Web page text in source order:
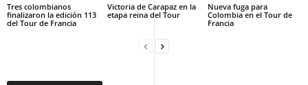
Tres colombianos
finalizaron la edición 113
del Tour de Francia
Victoria de Carapaz en la
etapa reina del Tour
Nueva fuga para
Colombia en el Tour de
Francia